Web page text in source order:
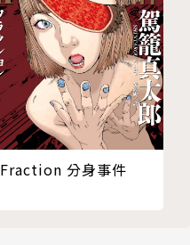
Fraction 分身事件